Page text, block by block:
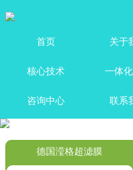
首页 关于
核心技术 一体
咨询中心 联系
德国滢格超滤膜